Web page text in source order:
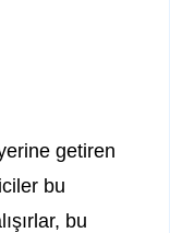
getiren
bu
bu